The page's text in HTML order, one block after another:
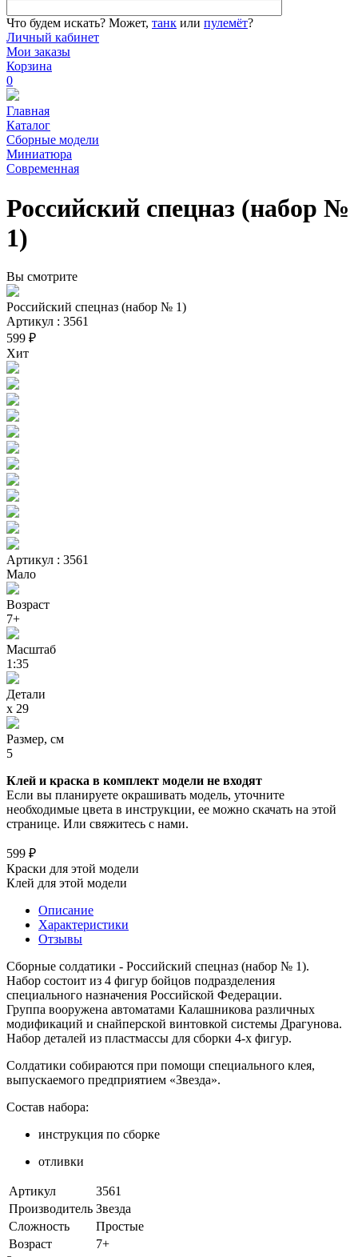
Что будем искать? Может, танк или пулемёт?
Личный кабинет
Мои заказы
Корзина
0
Главная
Каталог
Сборные модели
Миниатюра
Современная
Российский спецназ (набор №
1)
Вы смотрите
Российский спецназ (набор № 1)
Артикул : 3561
599 ₽
Хит
Артикул : 3561
Мало
Возраст
7+
Масштаб
1:35
Детали
х 29
Размер, см
5
Клей и краска в комплект модели не входят
Если вы планируете окрашивать модель, уточните
необходимые цвета в инструкции, ее можно скачать на этой
странице. Или свяжитесь с нами.
599 ₽
Краски для этой модели
Клей для этой модели
Описание
Характеристики
Отзывы
Сборные солдатики - Российский спецназ (набор № 1).
Набор состоит из 4 фигур бойцов подразделения
специального назначения Российской Федерации.
Группа вооружена автоматами Калашникова различных
модификаций и снайперской винтовкой системы Драгунова.
Набор деталей из пластмассы для сборки 4-х фигур.
Солдатики собираются при помощи специального клея,
выпускаемого предприятием «Звезда».
Состав набора:
инструкция по сборке
отливки
Артикул
3561
Производитель Звезда
Сложность
Простые
Возраст
7+